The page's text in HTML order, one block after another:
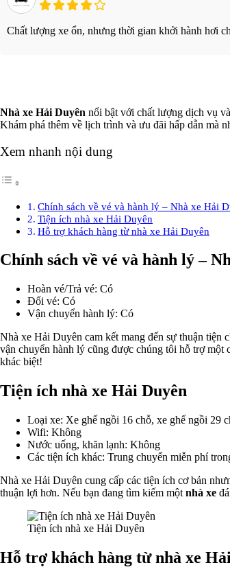
Chất lượng xe ổn, nhưng thời gian khởi hành hơi
Nhà xe Hải Duyên nổi bật với chất lượng dịch vụ
Khám phá thêm về lịch trình và ưu đãi hấp dẫn mà
Xem nhanh nội dung
Chính sách về vé và hành lý – Nhà xe Hải
Tiện ích nhà xe Hải Duyên
Hỗ trợ khách hàng từ nhà xe Hải Duyên
Chính sách về vé và hành lý –
Hoàn vé/Trả vé: Có
Đổi vé: Có
Vận chuyển hành lý: Có
Nhà xe Hải Duyên cam kết mang đến sự thuận tiện
vận chuyển hành lý cũng được chúng tôi hỗ trợ một
khác biệt!
Tiện ích nhà xe Hải Duyên
Loại xe: Xe ghế ngồi 16 chỗ, xe ghế ngồi 29
Wifi: Không
Nước uống, khăn lạnh: Không
Các tiện ích khác: Trung chuyển miễn phí
Nhà xe Hải Duyên cung cấp các tiện ích cơ bản
thuận lợi hơn. Nếu bạn đang tìm kiếm một nhà xe
Tiện ích nhà xe Hải Duyên
Hỗ trợ khách hàng từ nhà xe